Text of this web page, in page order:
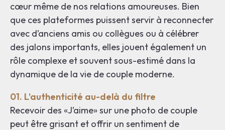
cœur même de nos relations amoureuses. Bien
que ces plateformes puissent servir à reconnecter
avec d’anciens amis ou collègues ou à célébrer
des jalons importants, elles jouent également un
rôle complexe et souvent sous-estimé dans la
dynamique de la vie de couple moderne.
01. L’authenticité au-delà du filtre
Recevoir des «J’aime» sur une photo de couple
peut être grisant et offrir un sentiment de